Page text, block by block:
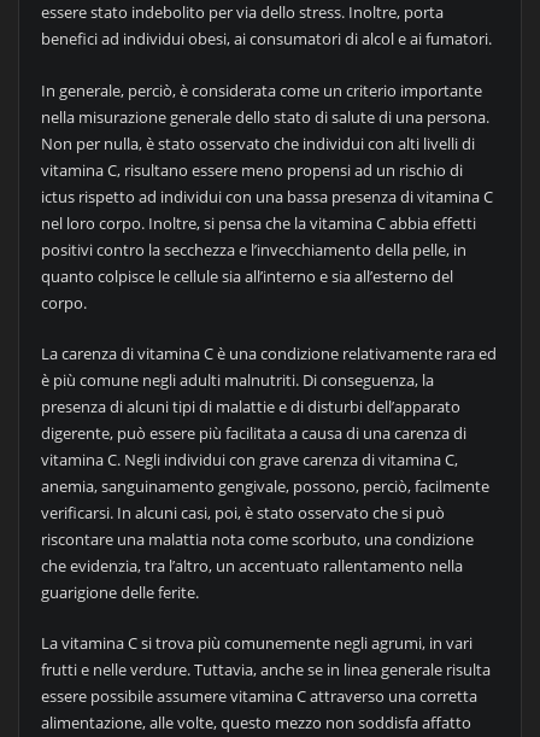
essere stato indebolito per via dello stress. Inoltre, porta
benefici ad individui obesi, ai consumatori di alcol e ai fumatori.
In generale, perciò, è considerata come un criterio importante
nella misurazione generale dello stato di salute di una persona.
Non per nulla, è stato osservato che individui con alti livelli di
vitamina C, risultano essere meno propensi ad un rischio di
ictus rispetto ad individui con una bassa presenza di vitamina C
nel loro corpo. Inoltre, si pensa che la vitamina C abbia effetti
positivi contro la secchezza e l’invecchiamento della pelle, in
quanto colpisce le cellule sia all’interno e sia all’esterno del
corpo.
La carenza di vitamina C è una condizione relativamente rara ed
è più comune negli adulti malnutriti. Di conseguenza, la
presenza di alcuni tipi di malattie e di disturbi dell’apparato
digerente, può essere più facilitata a causa di una carenza di
vitamina C. Negli individui con grave carenza di vitamina C,
anemia, sanguinamento gengivale, possono, perciò, facilmente
verificarsi. In alcuni casi, poi, è stato osservato che si può
riscontare una malattia nota come scorbuto, una condizione
che evidenzia, tra l’altro, un accentuato rallentamento nella
guarigione delle ferite.
La vitamina C si trova più comunemente negli agrumi, in vari
frutti e nelle verdure. Tuttavia, anche se in linea generale risulta
essere possibile assumere vitamina C attraverso una corretta
alimentazione, alle volte, questo mezzo non soddisfa affatto